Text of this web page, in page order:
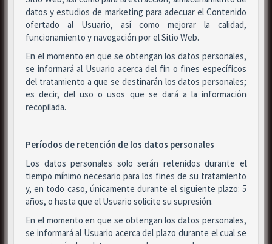
datos y estudios de marketing para adecuar el Contenido
ofertado al Usuario, así como mejorar la calidad,
funcionamiento y navegación por el Sitio Web.
En el momento en que se obtengan los datos personales,
se informará al Usuario acerca del fin o fines específicos
del tratamiento a que se destinarán los datos personales;
es decir, del uso o usos que se dará a la información
recopilada.
Períodos de retención de los datos personales
Los datos personales solo serán retenidos durante el
tiempo mínimo necesario para los fines de su tratamiento
y, en todo caso, únicamente durante el siguiente plazo: 5
años, o hasta que el Usuario solicite su supresión.
En el momento en que se obtengan los datos personales,
se informará al Usuario acerca del plazo durante el cual se